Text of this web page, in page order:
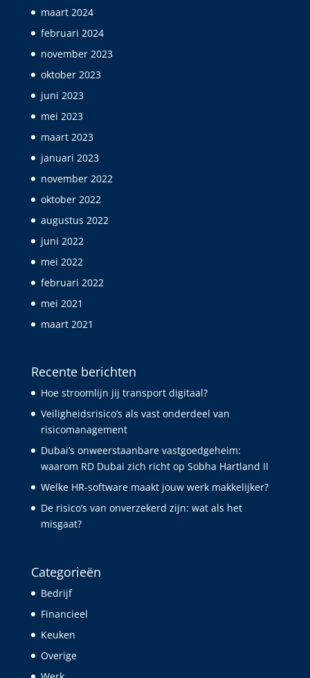
maart 2024
februari 2024
november 2023
oktober 2023
juni 2023
mei 2023
maart 2023
januari 2023
november 2022
oktober 2022
augustus 2022
juni 2022
mei 2022
februari 2022
mei 2021
maart 2021
Recente berichten
Hoe stroomlijn jij transport digitaal?
Veiligheidsrisico’s als vast onderdeel van
risicomanagement
Dubai’s onweerstaanbare vastgoedgeheim:
waarom RD Dubai zich richt op Sobha Hartland II
Welke HR-software maakt jouw werk makkelijker?
De risico’s van onverzekerd zijn: wat als het
misgaat?
Categorieën
Bedrijf
Financieel
Keuken
Overige